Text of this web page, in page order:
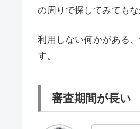
の周りで探してみても
利用しない何かがある
す。
審査期間が長い